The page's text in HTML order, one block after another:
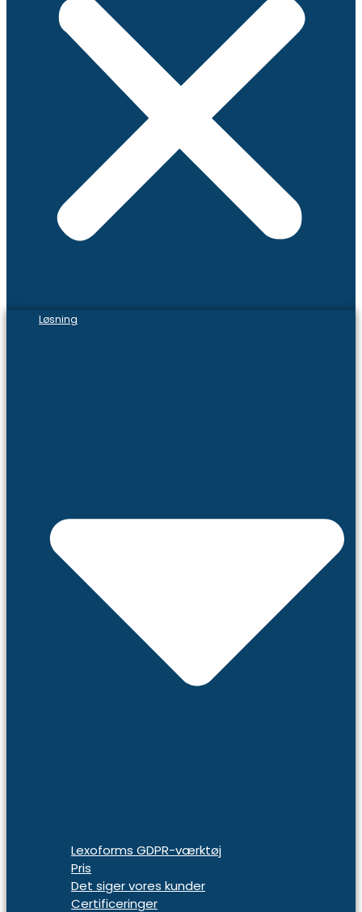
Løsning
Lexoforms GDPR-værktøj
Pris
Det siger vores kunder
Certificeringer